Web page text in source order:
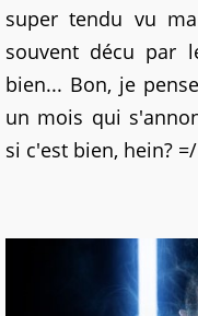
super tendu vu
souvent décu par
bien... Bon, je
un mois qui
si c'est bien, hein? =/